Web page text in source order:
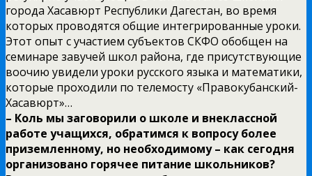
города Хасавюрт Республики Дагестан, во время
которых проводятся общие интегрированные уроки.
Этот опыт с участием субъектов СКФО обобщен на
семинаре завучей школ района, где присутствующие
воочию увидели уроки русского языка и математики,
которые проходили по телемосту «Правокубанский-
Хасавюрт»…
– Коль мы заговорили о школе и внеклассной
работе учащихся, обратимся к вопросу более
приземленному, но необходимому – как сегодня
организовано горячее питание школьников?